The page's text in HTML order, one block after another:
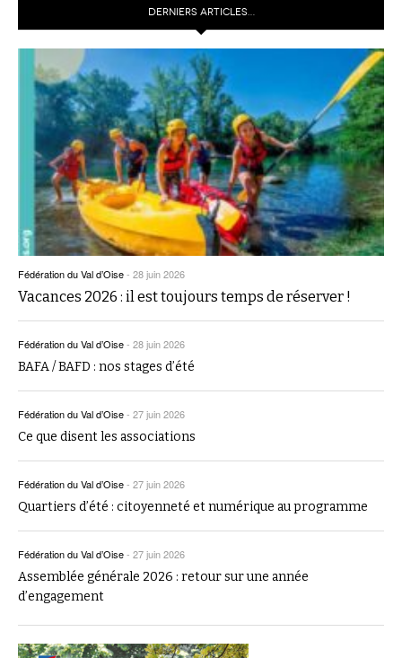
DERNIERS ARTICLES…
Fédération du Val d’Oise- 28 juin 2026
Vacances 2026 : il est toujours temps de réserver !
Fédération du Val d’Oise- 28 juin 2026
BAFA / BAFD : nos stages d’été
Fédération du Val d’Oise- 27 juin 2026
Ce que disent les associations
Fédération du Val d’Oise- 27 juin 2026
Quartiers d’été : citoyenneté et numérique au programme
Fédération du Val d’Oise- 27 juin 2026
Assemblée générale 2026 : retour sur une année
d’engagement